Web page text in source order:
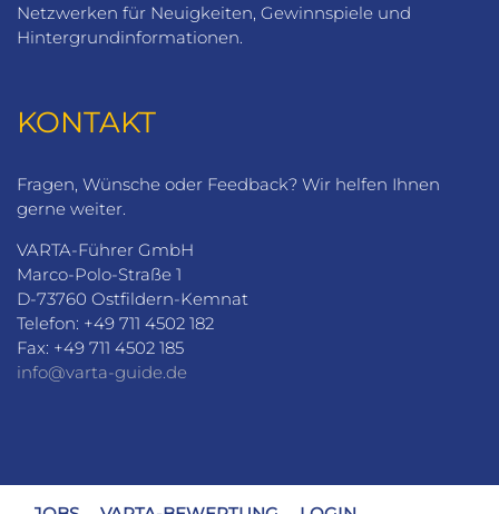
Netzwerken für Neuigkeiten, Gewinnspiele und
Hintergrundinformationen.
KONTAKT
Fragen, Wünsche oder Feedback? Wir helfen Ihnen
gerne weiter.
VARTA-Führer GmbH
Marco-Polo-Straße 1
D-73760 Ostfildern-Kemnat
Telefon: +49 711 4502 182
Fax: +49 711 4502 185
info@varta-guide.de